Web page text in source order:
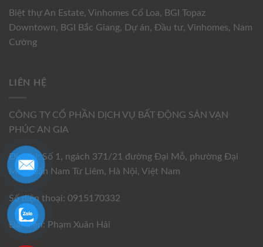
Biệt thự An Estate, Vinhomes Cổ Loa, BGI Topaz
Downtown, BGI Bắc Giang, Dự án, Đầu tư, Vinhomes, Nam
Cường
LIÊN HỆ
CÔNG TY CỔ PHẦN DỊCH VỤ BẤT ĐỘNG SẢN VẠN
PHÚC AN GIA
Địa chỉ: Số 1, ngách 371/21 đường Đại Mỗ, phường Đại
Mỗ, quận Nam Từ Liêm, Hà Nội, Việt Nam
Số điện thoại: 0915170332
Đại diện: Phạm Xuân Hải